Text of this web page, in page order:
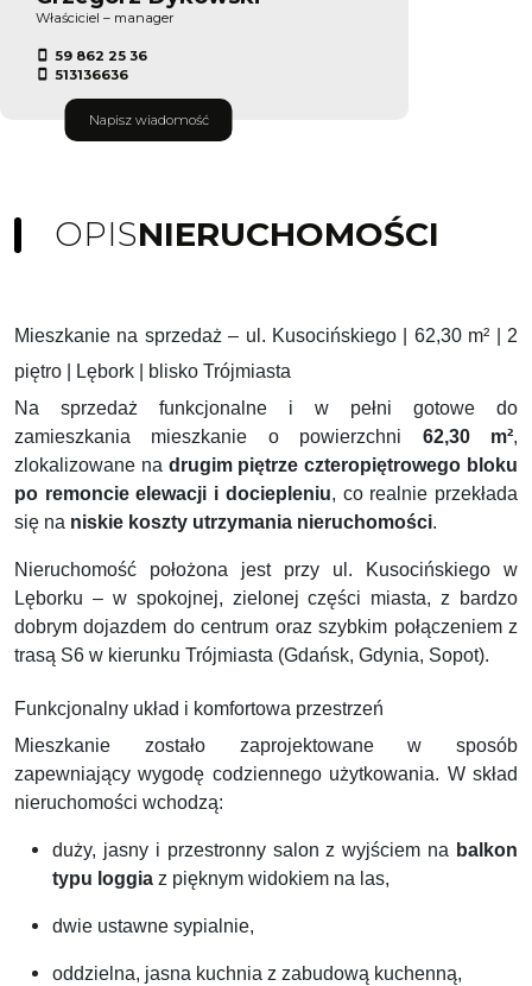
Właściciel – manager
59 862 25 36
513136636
Napisz wiadomość
OPISNIERUCHOMOŚCI
Mieszkanie na sprzedaż – ul. Kusocińskiego | 62,30 m² | 2
piętro | Lębork | blisko Trójmiasta
Na sprzedaż funkcjonalne i w pełni gotowe do
zamieszkania mieszkanie o powierzchni 62,30 m²,
zlokalizowane na drugim piętrze czteropiętrowego bloku
po remoncie elewacji i dociepleniu, co realnie przekłada
się na niskie koszty utrzymania nieruchomości.
Nieruchomość położona jest przy ul. Kusocińskiego w
Lęborku – w spokojnej, zielonej części miasta, z bardzo
dobrym dojazdem do centrum oraz szybkim połączeniem z
trasą S6 w kierunku Trójmiasta (Gdańsk, Gdynia, Sopot).
Funkcjonalny układ i komfortowa przestrzeń
Mieszkanie zostało zaprojektowane w sposób
zapewniający wygodę codziennego użytkowania. W skład
nieruchomości wchodzą:
duży, jasny i przestronny salon z wyjściem na balkon
typu loggia z pięknym widokiem na las,
dwie ustawne sypialnie,
oddzielna, jasna kuchnia z zabudową kuchenną,